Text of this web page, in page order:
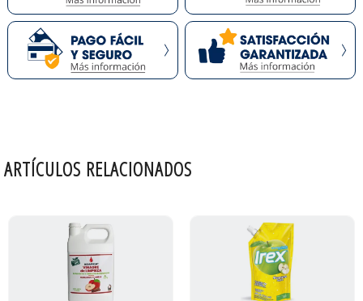
ARTÍCULOS RELACIONADOS